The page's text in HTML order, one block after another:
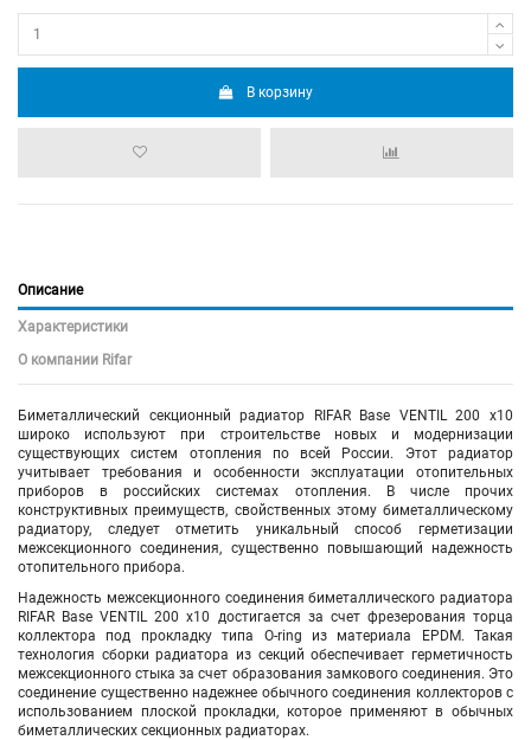
В корзину
Описание
Характеристики
О компании Rifar
Биметаллический секционный радиатор RIFAR Base VENTIL 200 х10
широко используют при строительстве новых и модернизации
существующих систем отопления по всей России. Этот радиатор
учитывает требования и особенности эксплуатации отопительных
приборов в российских системах отопления. В числе прочих
конструктивных преимуществ, свойственных этому биметаллическому
радиатору, следует отметить уникальный способ герметизации
межсекционного соединения, существенно повышающий надежность
отопительного прибора.
Надежность межсекционного соединения биметаллического радиатора
RIFAR Base VENTIL 200 х10 достигается за счет фрезерования торца
коллектора под прокладку типа O-ring из материала EPDM. Такая
технология сборки радиатора из секций обеспечивает герметичность
межсекционного стыка за счет образования замкового соединения. Это
соединение существенно надежнее обычного соединения коллекторов с
использованием плоской прокладки, которое применяют в обычных
биметаллических секционных радиаторах.